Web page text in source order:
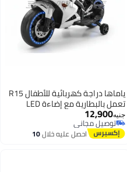
ياماها دراجة كهربائية للأطفال R15
تعمل بالبطارية مع إضاءة LED
وبلوتوث وموسيقى | دراجة أطفال
قابلة لإعادة الشحن | دراجة كهربائية
للأطفال من 3 إلى 8 سنوات (أحمر
جنيه12,900
توصيل مجاني
توصيل مجانياحصل عليه خلال10